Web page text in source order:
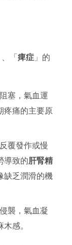
、「痺症 」的
塞，氣血運
疼痛的主要原
覆發作或慢
導致的肝腎精
缺乏潤滑的機
襲，氣血凝
感。